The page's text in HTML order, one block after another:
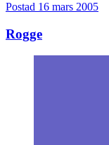
Postad 16 mars 2005
Rogge